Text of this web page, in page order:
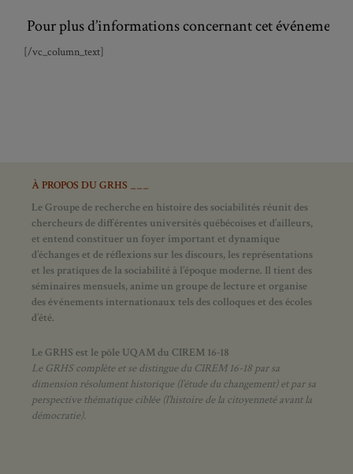
Pour plus d’informations concernant cet événement,
[/vc_column_text]
À PROPOS DU GRHS ___
Le Groupe de recherche en histoire des sociabilités réunit des
chercheurs de différentes universités québécoises et d’ailleurs,
et entend constituer un foyer important et dynamique
d’échanges et de réflexions sur les discours, les représentations
et les pratiques de la sociabilité à l’époque moderne. Il tient des
séminaires mensuels, anime un groupe de lecture et organise
des événements internationaux tels des colloques et des écoles
d’été.
Le GRHS est le pôle UQAM du CIREM 16-18
Le GRHS complète et se distingue du CIREM 16-18 par sa
dimension résolument historique (l’étude du changement) et par sa
perspective thématique ciblée (l’histoire de la citoyenneté avant la
démocratie).